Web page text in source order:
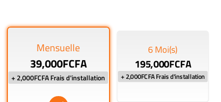
Mensuelle
39,000FCFA
+ 2,000FCFA Frais d'installation
6 Moi(s)
195,000FCFA
+ 2,000FCFA Frais d'installation